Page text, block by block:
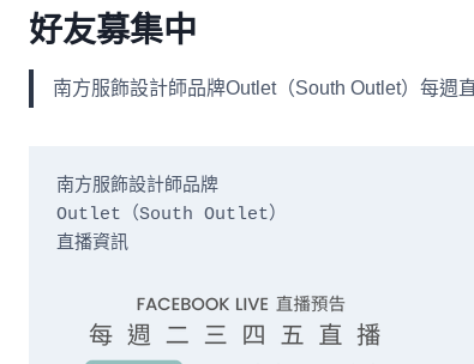
好友募集中
南方服飾設計師品牌Outlet（South Outlet）每週
南方服飾設計師品牌
Outlet（South Outlet）
直播資訊